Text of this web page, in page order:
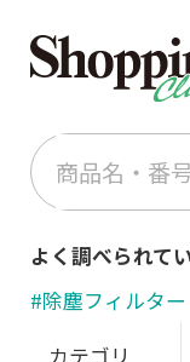
よく調べられて
#除塵フィルター
カテゴリ